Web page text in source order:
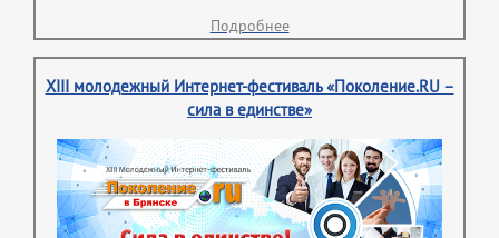
Подробнее
XIII молодежный Интернет-фестиваль «Поколение.RU –
сила в единстве»